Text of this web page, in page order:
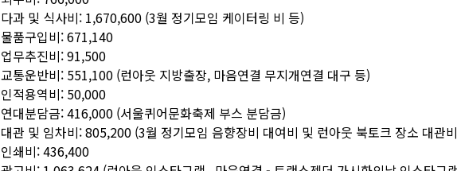
다과 및 식사비: 1,670,600 (3월 정기모임 케이터링 비 등)
물품구입비: 671,140
업무추진비: 91,500
교통운반비: 551,100 (런아웃 지방출장, 마음연결 무지개연결 대구 등)
인적용역비: 50,000
연대분담금: 416,000 (서울퀴어문화축제 부스 분담금)
대관 및 임차비: 805,200 (3월 정기모임 음향장비 대여비 및 런아웃 북토크 장소 대관
인쇄비: 436,400